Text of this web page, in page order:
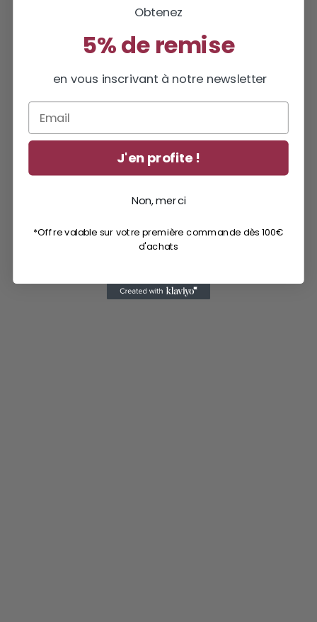
Obtenez
5% de remise
en vous inscrivant à notre newsletter
J'en profite !
Non, merci
*Offre valable sur votre première commande dès 100€
d'achats